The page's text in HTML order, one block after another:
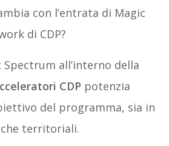
con l’entrata di Magic
di CDP?
Spectrum all’interno della
CDP potenzia
del programma, sia in
territoriali.